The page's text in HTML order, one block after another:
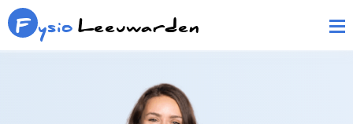
F ysioLeeuwarden